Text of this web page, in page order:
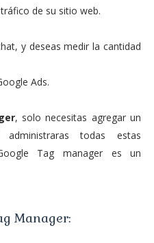
de su sitio web.
y deseas medir la cantidad
Ads.
, solo necesitas agregar un
todas estas
Tag manager es un
Manager: